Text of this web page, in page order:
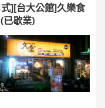
][台大公館]久樂食
已歇業)